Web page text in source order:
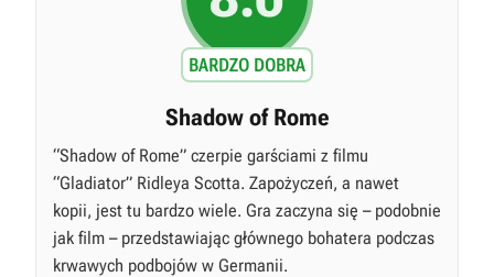
BARDZO DOBRA
Shadow of Rome
“Shadow of Rome” czerpie garściami z filmu
“Gladiator” Ridleya Scotta. Zapożyczeń, a nawet
kopii, jest tu bardzo wiele. Gra zaczyna się – podobnie
jak film – przedstawiając głównego bohatera podczas
krwawych podbojów w Germanii.